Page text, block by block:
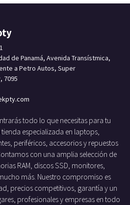
de Panamá, Avenida Transístmica,
a Petro Autos, Super
7095
todo lo que necesitas para tu
especializada en laptops,
periféricos, accesorios y repuestos
con una amplia selección de
RAM, discos SSD, monitores,
más. Nuestro compromiso es
precios competitivos, garantía y un
profesionales y empresas en todo